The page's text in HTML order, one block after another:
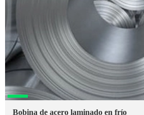
Bobina de acero laminado en frío